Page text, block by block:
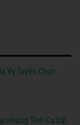
Vy Tuyển Chọn
những Tình Ca bất